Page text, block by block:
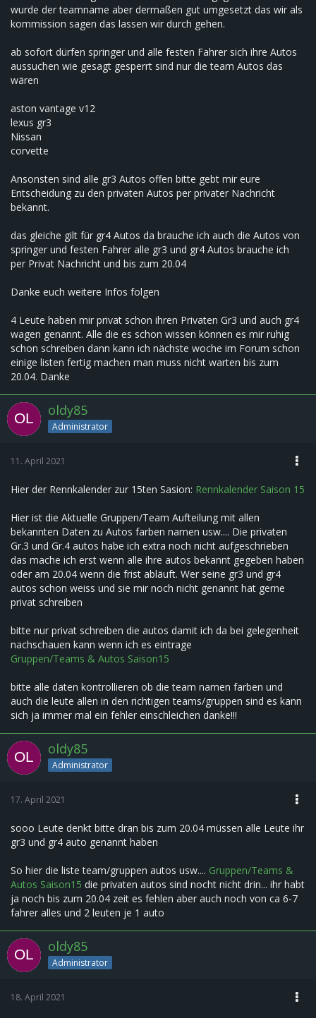
wurde der teamname aber dermaßen gut umgesetzt das wir als
kommission sagen das lassen wir durch gehen.
ab sofort dürfen springer und alle festen Fahrer sich ihre Autos
aussuchen wie gesagt gesperrt sind nur die team Autos das
wären
aston vantage v12
lexus gr3
Nissan
corvette
Ansonsten sind alle gr3 Autos offen bitte gebt mir eure
Entscheidung zu den privaten Autos per privater Nachricht
bekannt.
das gleiche gilt für gr4 Autos da brauche ich auch die Autos von
springer und festen Fahrer alle gr3 und gr4 Autos brauche ich
per Privat Nachricht und bis zum 20.04
Danke euch weitere Infos folgen
4 Leute haben mir privat schon ihren Privaten Gr3 und auch gr4
wagen genannt. Alle die es schon wissen können es mir ruhig
schon schreiben dann kann ich nächste woche im Forum schon
einige listen fertig machen man muss nicht warten bis zum
20.04. Danke
oldy85
Administrator
11. April 2021
Hier der Rennkalender zur 15ten Sasion: Rennkalender Saison 15
Hier ist die Aktuelle Gruppen/Team Aufteilung mit allen
bekannten Daten zu Autos farben namen usw.... Die privaten
Gr.3 und Gr.4 autos habe ich extra noch nicht aufgeschrieben
das mache ich erst wenn alle ihre autos bekannt gegeben haben
oder am 20.04 wenn die frist abläuft. Wer seine gr3 und gr4
autos schon weiss und sie mir noch nicht genannt hat gerne
privat schreiben
bitte nur privat schreiben die autos damit ich da bei gelegenheit
nachschauen kann wenn ich es eintrage
Gruppen/Teams & Autos Saison15
bitte alle daten kontrollieren ob die team namen farben und
auch die leute allen in den richtigen teams/gruppen sind es kann
sich ja immer mal ein fehler einschleichen danke!!!
oldy85
Administrator
17. April 2021
sooo Leute denkt bitte dran bis zum 20.04 müssen alle Leute ihr
gr3 und gr4 auto genannt haben
So hier die liste team/gruppen autos usw.... Gruppen/Teams &
Autos Saison15 die privaten autos sind nocht nicht drin... ihr habt
ja noch bis zum 20.04 zeit es fehlen aber auch noch von ca 6-7
fahrer alles und 2 leuten je 1 auto
oldy85
Administrator
18. April 2021